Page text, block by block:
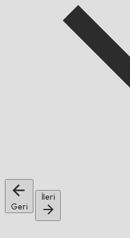
Geri
İleri